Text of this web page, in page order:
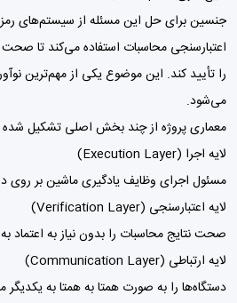
جنسین برای حل این مسئله از سیستم‌های
اعتبارسنجی محاسبات استفاده می‌کند تا
را تأیید کند. این موضوع یکی از مهم‌ترین
می‌شود.
معماری پروژه از چند بخش اصلی تشکیل
لایه اجرا (Execution Layer)
مسئول اجرای وظایف یادگیری ماشین بر روی
لایه اعتبارسنجی (Verification Layer)
صحت نتایج محاسبات را بدون نیاز به اعتماد
لایه ارتباطی (Communication Layer)
دستگاه‌ها را به صورت همتا به همتا به